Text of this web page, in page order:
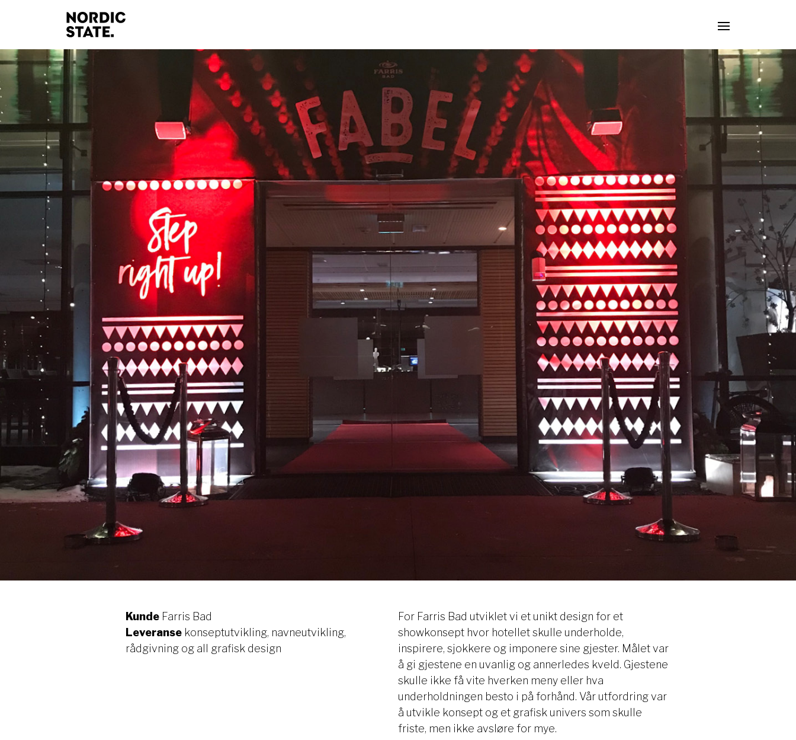
Kunde Farris Bad
Leveranse konseptutvikling, navneutvikling,
rådgivning og all grafisk design
For Farris Bad utviklet vi et unikt design for et
showkonsept hvor hotellet skulle underholde,
inspirere, sjokkere og imponere sine gjester. Målet var
å gi gjestene en uvanlig og annerledes kveld. Gjestene
skulle ikke få vite hverken meny eller hva
underholdningen besto i på forhånd. Vår utfordring var
å utvikle konsept og et grafisk univers som skulle
friste, men ikke avsløre for mye.